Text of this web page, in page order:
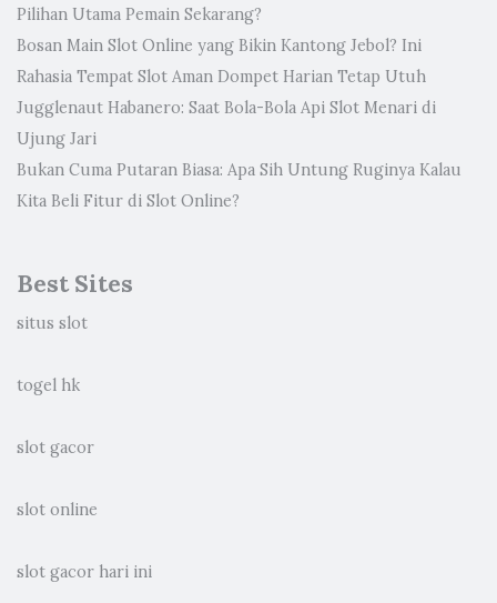
Pilihan Utama Pemain Sekarang?
Bosan Main Slot Online yang Bikin Kantong Jebol? Ini
Rahasia Tempat Slot Aman Dompet Harian Tetap Utuh
Jugglenaut Habanero: Saat Bola-Bola Api Slot Menari di
Ujung Jari
Bukan Cuma Putaran Biasa: Apa Sih Untung Ruginya Kalau
Kita Beli Fitur di Slot Online?
Best Sites
situs slot
togel hk
slot gacor
slot online
slot gacor hari ini